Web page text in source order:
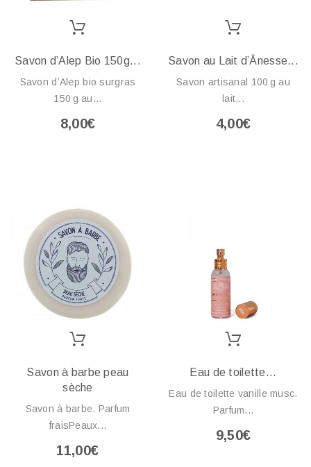
Savon d’Alep Bio 150g...
Savon d’Alep bio surgras
150 g au...
8,00€
Savon au Lait d’Ânesse...
Savon artisanal 100 g au
lait...
4,00€
Savon à barbe peau
sèche
Savon à barbe. Parfum
fraisPeaux...
11,00€
Eau de toilette...
Eau de toilette vanille musc.
Parfum...
9,50€